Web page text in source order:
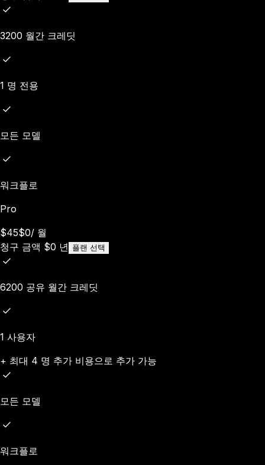
3200 월간 크레딧
1 명 전용
모든 모델
워크플로
Pro
$45$0/ 월
청구 금액 $0 년 플랜 선택
6200 공유 월간 크레딧
1 사용자
+ 최대 4 명 추가 비용으로 추가 가능
모든 모델
워크플로